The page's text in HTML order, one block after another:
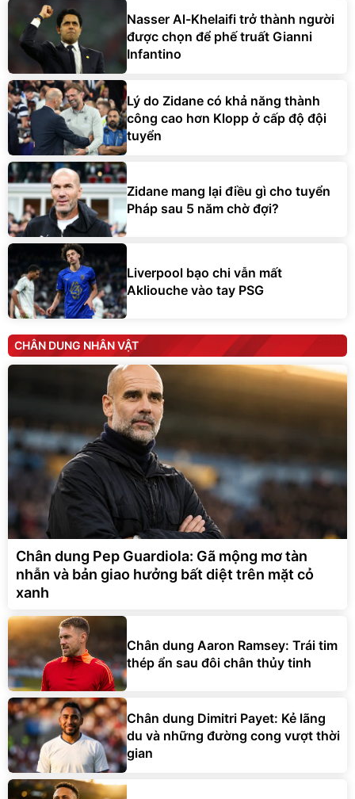
Nasser Al-Khelaifi trở thành người
được chọn để phế truất Gianni
Infantino
Lý do Zidane có khả năng thành
công cao hơn Klopp ở cấp độ đội
tuyển
Zidane mang lại điều gì cho tuyển
Pháp sau 5 năm chờ đợi?
Liverpool bạo chi vẫn mất
Akliouche vào tay PSG
CHÂN DUNG NHÂN VẬT
Chân dung Pep Guardiola: Gã mộng mơ tàn
nhẫn và bản giao hưởng bất diệt trên mặt cỏ
xanh
Chân dung Aaron Ramsey: Trái tim
thép ẩn sau đôi chân thủy tinh
Chân dung Dimitri Payet: Kẻ lãng
du và những đường cong vượt thời
gian